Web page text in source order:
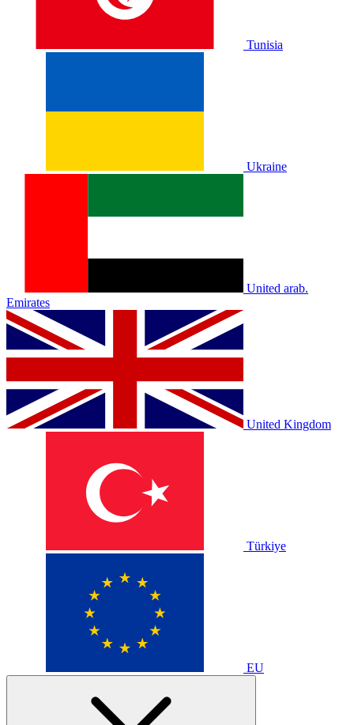
Tunisia
Ukraine
United arab.
Emirates
United Kingdom
Türkiye
EU